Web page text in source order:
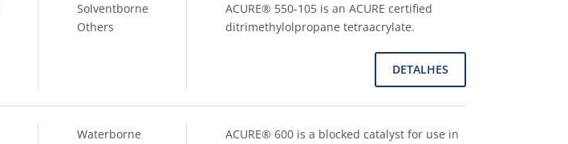
Solventborne
Others
ACURE® 550-105 is an ACURE certified
ditrimethylolpropane tetraacrylate.
DETALHES
Waterborne
ACURE® 600 is a blocked catalyst for use in